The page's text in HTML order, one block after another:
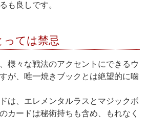
も良しです。
ては禁忌
様々な戦法のアクセントにできるウ
が、唯一焼きブックとは絶望的に噛
は、エレメンタルラスとマジックボ
カードは秘術持ちも含め、もれなく